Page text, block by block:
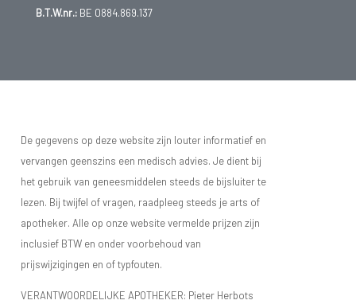
B.T.W.nr.:BE 0884.869.137
De gegevens op deze website zijn louter informatief en
vervangen geenszins een medisch advies. Je dient bij
het gebruik van geneesmiddelen steeds de bijsluiter te
lezen. Bij twijfel of vragen, raadpleeg steeds je arts of
apotheker. Alle op onze website vermelde prijzen zijn
inclusief BTW en onder voorbehoud van
prijswijzigingen en of typfouten.
VERANTWOORDELIJKE APOTHEKER: Pieter Herbots